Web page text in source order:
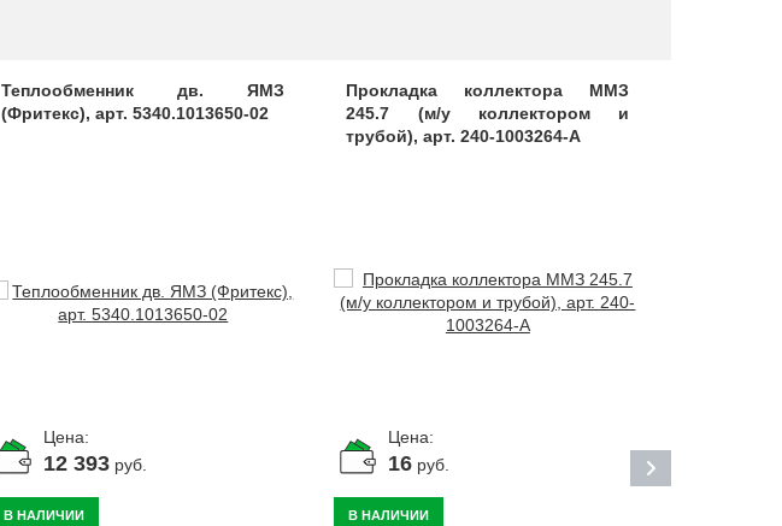
Теплообменник дв. ЯМЗ
(Фритекс), арт. 5340.1013650-02
Цена:
12 393 руб.
В НАЛИЧИИ
Прокладка коллектора ММЗ
245.7 (м/у коллектором и
трубой), арт. 240-1003264-А
Цена:
16 руб.
В НАЛИЧИИ